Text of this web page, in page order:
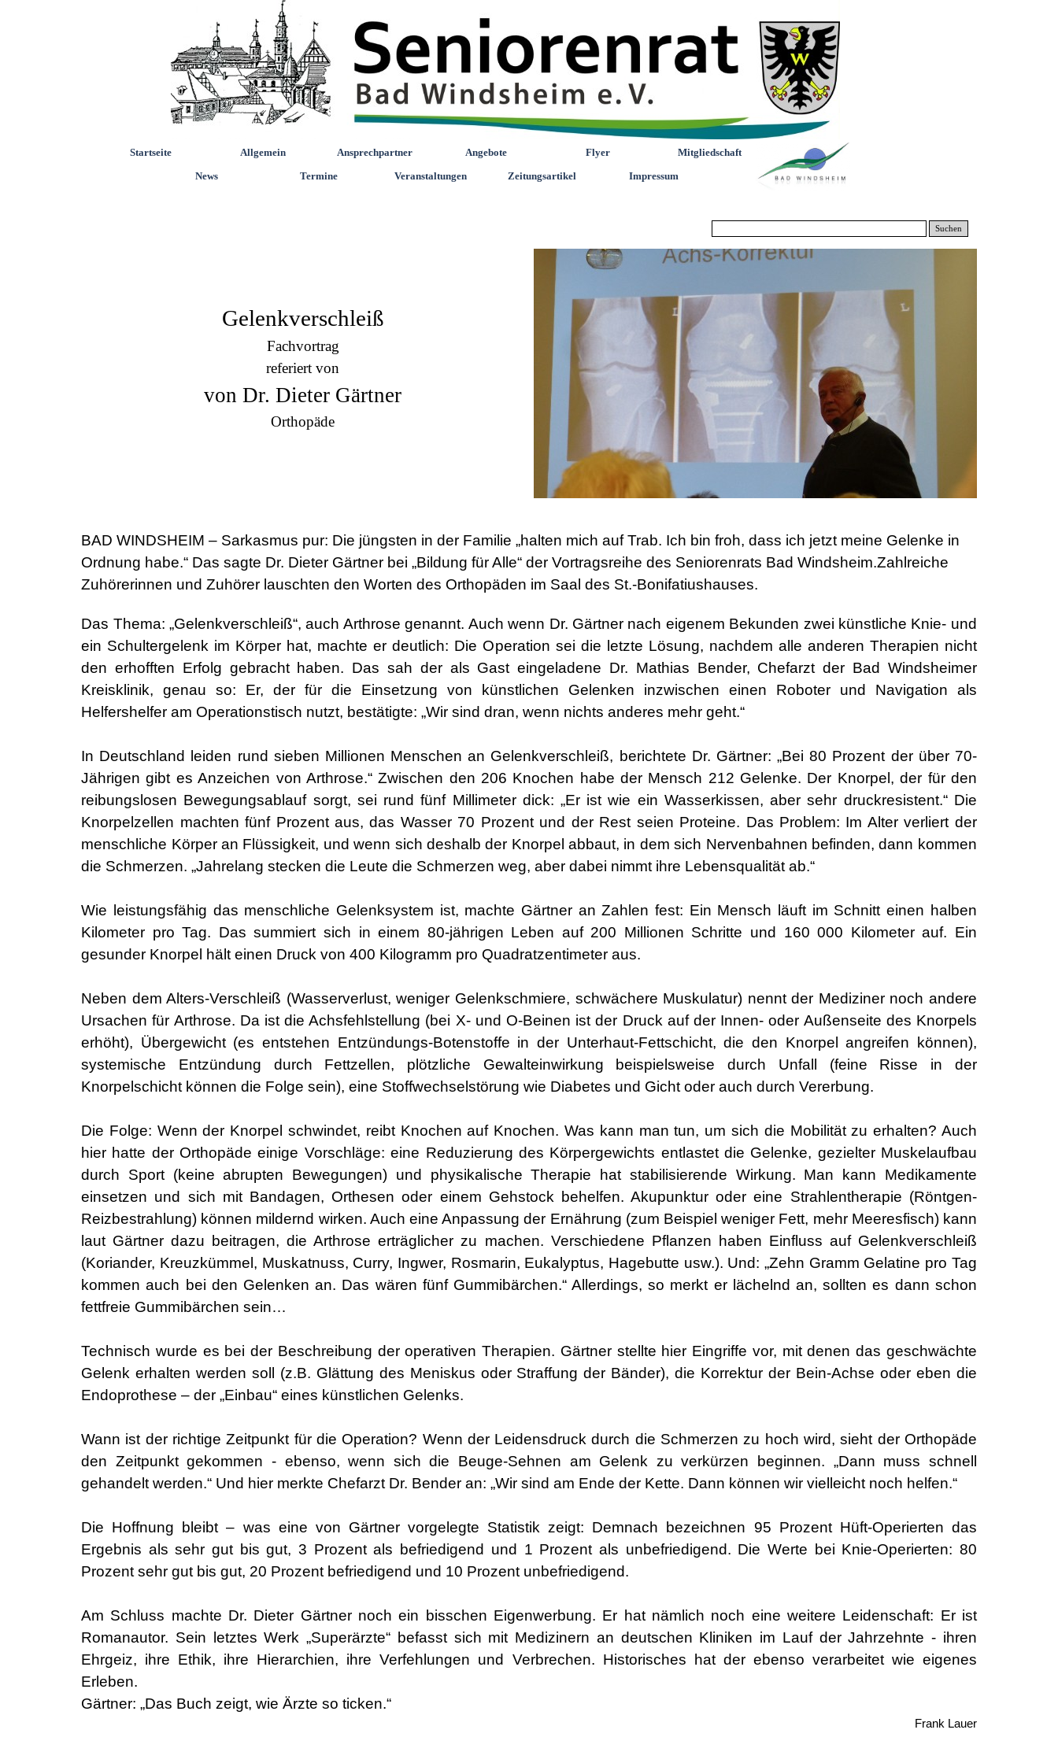
Startseite Allgemein Ansprechpartner Angebote Flyer
Mitgliedschaft
News
Termine Veranstaltungen Zeitungsartikel Impressum
Suchen
Gelenkverschleiß
Fachvortrag
referiert von
von Dr. Dieter Gärtner
Orthopäde
BAD WINDSHEIM – Sarkasmus pur: Die jüngsten in der Familie „halten mich auf Trab. Ich bin froh, dass ich jetzt meine Gelenke in
Ordnung habe.“ Das sagte Dr. Dieter Gärtner bei „Bildung für Alle“ der Vortragsreihe des Seniorenrats Bad Windsheim.Zahlreiche
Zuhörerinnen und Zuhörer lauschten den Worten des Orthopäden im Saal des St.-Bonifatiushauses.
Das Thema: „Gelenkverschleiß“, auch Arthrose genannt. Auch wenn Dr. Gärtner nach eigenem Bekunden zwei künstliche Knie- und
ein Schultergelenk im Körper hat, machte er deutlich: Die Operation sei die letzte Lösung, nachdem alle anderen Therapien nicht
den erhofften Erfolg gebracht haben. Das sah der als Gast eingeladene Dr. Mathias Bender, Chefarzt der Bad Windsheimer
Kreisklinik, genau so: Er, der für die Einsetzung von künstlichen Gelenken inzwischen einen Roboter und Navigation als
Helfershelfer am Operationstisch nutzt, bestätigte: „Wir sind dran, wenn nichts anderes mehr geht.“
In Deutschland leiden rund sieben Millionen Menschen an Gelenkverschleiß, berichtete Dr. Gärtner: „Bei 80 Prozent der über 70-
Jährigen gibt es Anzeichen von Arthrose.“ Zwischen den 206 Knochen habe der Mensch 212 Gelenke. Der Knorpel, der für den
reibungslosen Bewegungsablauf sorgt, sei rund fünf Millimeter dick: „Er ist wie ein Wasserkissen, aber sehr druckresistent.“ Die
Knorpelzellen machten fünf Prozent aus, das Wasser 70 Prozent und der Rest seien Proteine. Das Problem: Im Alter verliert der
menschliche Körper an Flüssigkeit, und wenn sich deshalb der Knorpel abbaut, in dem sich Nervenbahnen befinden, dann kommen
die Schmerzen. „Jahrelang stecken die Leute die Schmerzen weg, aber dabei nimmt ihre Lebensqualität ab.“
Wie leistungsfähig das menschliche Gelenksystem ist, machte Gärtner an Zahlen fest: Ein Mensch läuft im Schnitt einen halben
Kilometer pro Tag. Das summiert sich in einem 80-jährigen Leben auf 200 Millionen Schritte und 160 000 Kilometer auf. Ein
gesunder Knorpel hält einen Druck von 400 Kilogramm pro Quadratzentimeter aus.
Neben dem Alters-Verschleiß (Wasserverlust, weniger Gelenkschmiere, schwächere Muskulatur) nennt der Mediziner noch andere
Ursachen für Arthrose. Da ist die Achsfehlstellung (bei X- und O-Beinen ist der Druck auf der Innen- oder Außenseite des Knorpels
erhöht), Übergewicht (es entstehen Entzündungs-Botenstoffe in der Unterhaut-Fettschicht, die den Knorpel angreifen können),
systemische Entzündung durch Fettzellen, plötzliche Gewalteinwirkung beispielsweise durch Unfall (feine Risse in der
Knorpelschicht können die Folge sein), eine Stoffwechselstörung wie Diabetes und Gicht oder auch durch Vererbung.
Die Folge: Wenn der Knorpel schwindet, reibt Knochen auf Knochen. Was kann man tun, um sich die Mobilität zu erhalten? Auch
hier hatte der Orthopäde einige Vorschläge: eine Reduzierung des Körpergewichts entlastet die Gelenke, gezielter Muskelaufbau
durch Sport (keine abrupten Bewegungen) und physikalische Therapie hat stabilisierende Wirkung. Man kann Medikamente
einsetzen und sich mit Bandagen, Orthesen oder einem Gehstock behelfen. Akupunktur oder eine Strahlentherapie (Röntgen-
Reizbestrahlung) können mildernd wirken. Auch eine Anpassung der Ernährung (zum Beispiel weniger Fett, mehr Meeresfisch) kann
laut Gärtner dazu beitragen, die Arthrose erträglicher zu machen. Verschiedene Pflanzen haben Einfluss auf Gelenkverschleiß
(Koriander, Kreuzkümmel, Muskatnuss, Curry, Ingwer, Rosmarin, Eukalyptus, Hagebutte usw.). Und: „Zehn Gramm Gelatine pro Tag
kommen auch bei den Gelenken an. Das wären fünf Gummibärchen.“ Allerdings, so merkt er lächelnd an, sollten es dann schon
fettfreie Gummibärchen sein…
Technisch wurde es bei der Beschreibung der operativen Therapien. Gärtner stellte hier Eingriffe vor, mit denen das geschwächte
Gelenk erhalten werden soll (z.B. Glättung des Meniskus oder Straffung der Bänder), die Korrektur der Bein-Achse oder eben die
Endoprothese – der „Einbau“ eines künstlichen Gelenks.
Wann ist der richtige Zeitpunkt für die Operation? Wenn der Leidensdruck durch die Schmerzen zu hoch wird, sieht der Orthopäde
den Zeitpunkt gekommen - ebenso, wenn sich die Beuge-Sehnen am Gelenk zu verkürzen beginnen. „Dann muss schnell
gehandelt werden.“ Und hier merkte Chefarzt Dr. Bender an: „Wir sind am Ende der Kette. Dann können wir vielleicht noch helfen.“
Die Hoffnung bleibt – was eine von Gärtner vorgelegte Statistik zeigt: Demnach bezeichnen 95 Prozent Hüft-Operierten das
Ergebnis als sehr gut bis gut, 3 Prozent als befriedigend und 1 Prozent als unbefriedigend. Die Werte bei Knie-Operierten: 80
Prozent sehr gut bis gut, 20 Prozent befriedigend und 10 Prozent unbefriedigend.
Am Schluss machte Dr. Dieter Gärtner noch ein bisschen Eigenwerbung. Er hat nämlich noch eine weitere Leidenschaft: Er ist
Romanautor. Sein letztes Werk „Superärzte“ befasst sich mit Medizinern an deutschen Kliniken im Lauf der Jahrzehnte - ihren
Ehrgeiz, ihre Ethik, ihre Hierarchien, ihre Verfehlungen und Verbrechen. Historisches hat der ebenso verarbeitet wie eigenes
Erleben.
Gärtner: „Das Buch zeigt, wie Ärzte so ticken.“
Frank Lauer